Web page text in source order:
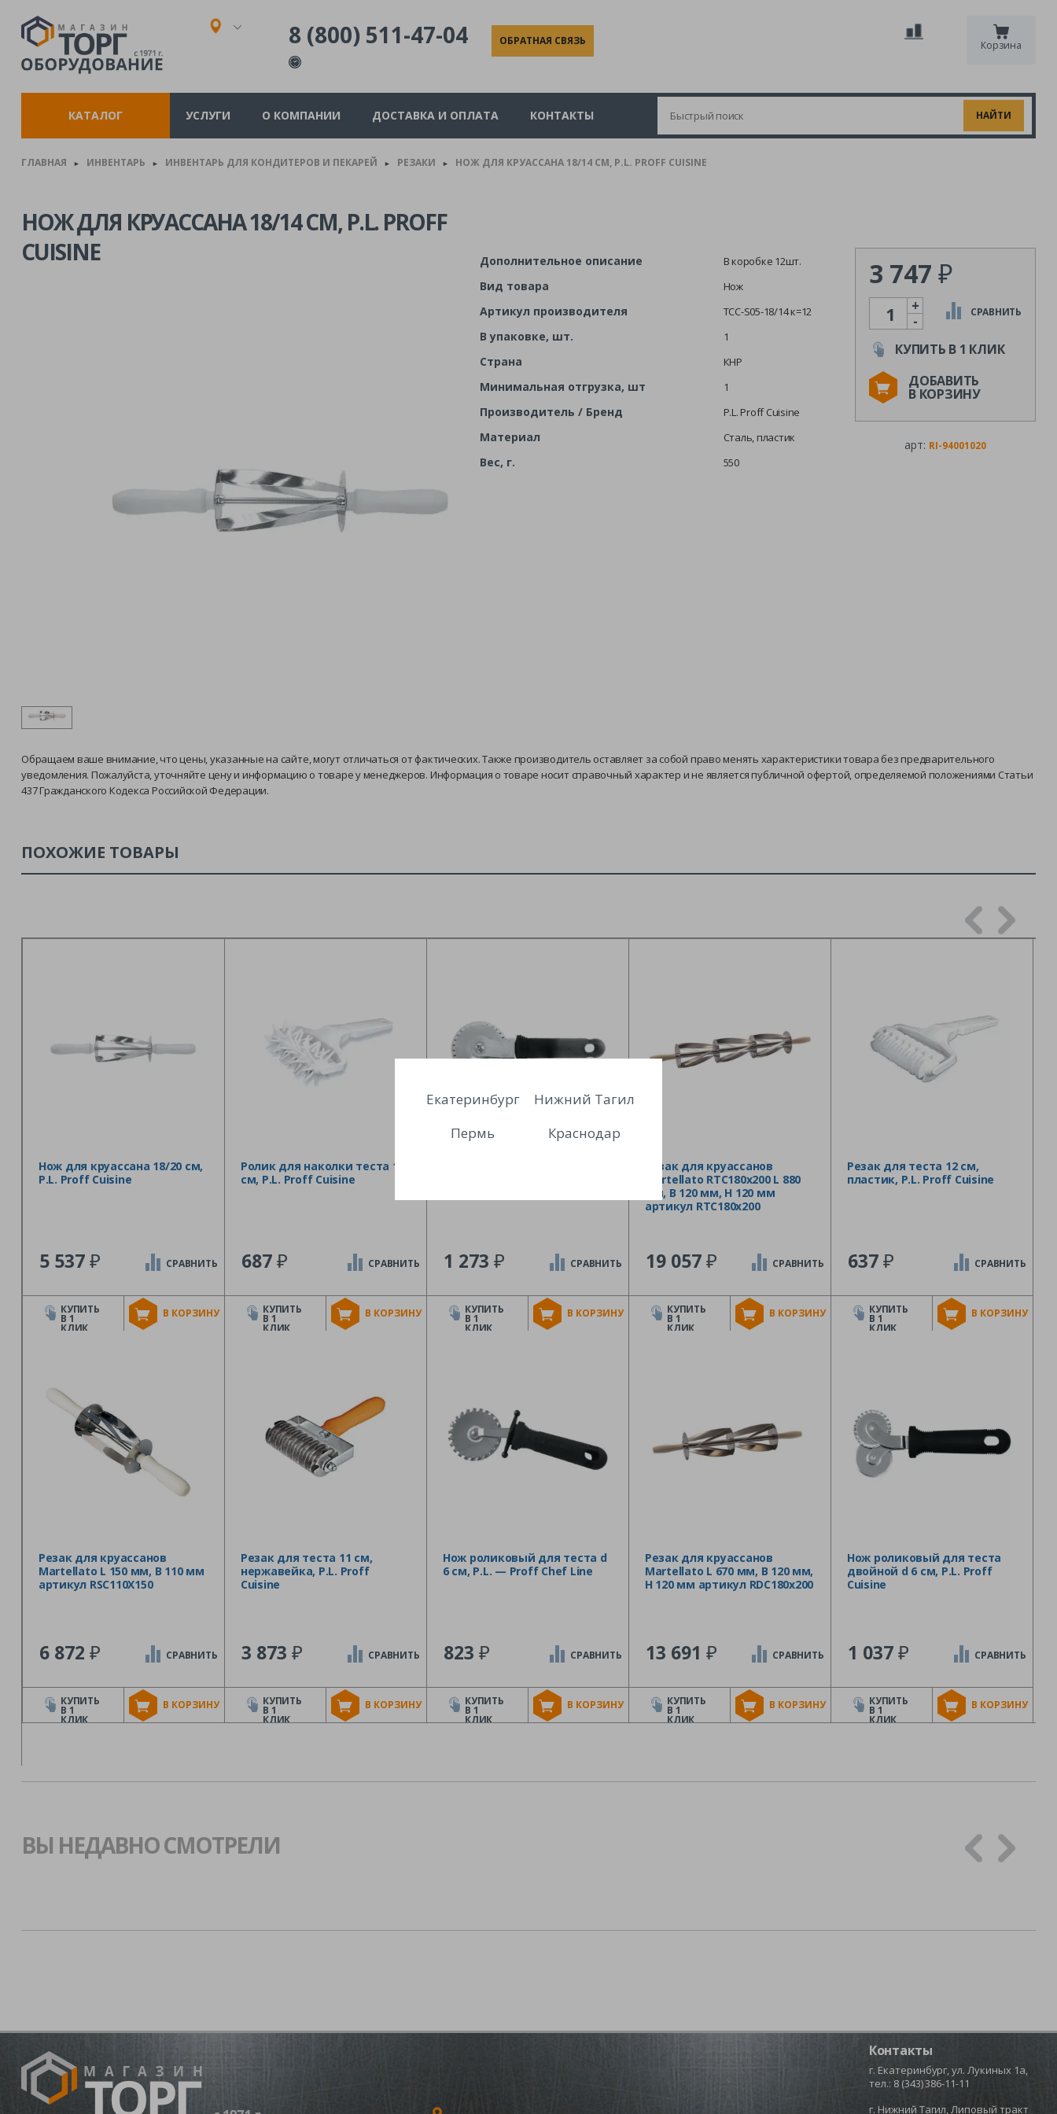
8 (800) 511-47-04 ОБРАТНАЯ СВЯЗЬ Корзина
КАТАЛОГ УСЛУГИ О КОМПАНИИ ДОСТАВКА И ОПЛАТА КОНТАКТЫ
ГЛАВНАЯ ► ИНВЕНТАРЬ ► ИНВЕНТАРЬ ДЛЯ КОНДИТЕРОВ И ПЕКАРЕЙ ► РЕЗАКИ ► НОЖ ДЛЯ КРУАССАНА 18/14 СМ, P.L. PROFF CUISINE
НОЖ ДЛЯ КРУАССАНА 18/14 СМ, P.L. PROFF
CUISINE
Дополнительное описание В коробке 12шт.
Вид товара Нож
Артикул производителя TCC-S05-18/14 к=12
В упаковке, шт. 1
Страна КНР
Минимальная отгрузка, шт 1
Производитель / Бренд P.L. Proff Cuisine
Материал Сталь, пластик
Вес, г. 550
3 747 ₽
Количество
-
+ СРАВНИТЬ
КУПИТЬ В 1 КЛИК
ДОБАВИТЬ
В КОРЗИНУ
арт: RI-94001020
Обращаем ваше внимание, что цены, указанные на сайте, могут отличаться от фактических. Также производитель оставляет за собой право менять характеристики товара без предварительного
уведомления. Пожалуйста, уточняйте цену и информацию о товаре у менеджеров. Информация о товаре носит справочный характер и не является публичной офертой, определяемой положениями Статьи
437 Гражданского Кодекса Российской Федерации.
ПОХОЖИЕ ТОВАРЫ
Нож для круассана 18/20 см,
P.L. Proff Cuisine
5 537₽
В КОРЗИНУ
СРАВНИТЬ
КУПИТЬ
В 1
КЛИК
Ролик для наколки теста 12
см, P.L. Proff Cuisine
687₽
В КОРЗИНУ
СРАВНИТЬ
КУПИТЬ
В 1
КЛИК
1 273 ₽
В КОРЗИНУ
СРАВНИТЬ
КУПИТЬ
В 1
КЛИК
Резак для круассанов
Martellato RTC180x200 L 880
мм, B 120 мм, H 120 мм
артикул RTC180x200
19 057₽
В КОРЗИНУ
СРАВНИТЬ
КУПИТЬ
В 1
КЛИК
Резак для теста 12 см,
пластик, P.L. Proff Cuisine
637₽
В КОРЗИНУ
СРАВНИТЬ
КУПИТЬ
В 1
КЛИК
Резак для круассанов
Martellato L 150 мм, B 110 мм
артикул RSC110X150
6 872 ₽
В КОРЗИНУ
СРАВНИТЬ
КУПИТЬ
В 1
КЛИК
Резак для теста 11 см,
нержавейка, P.L. Proff
Cuisine
3 873 ₽
В КОРЗИНУ
СРАВНИТЬ
КУПИТЬ
В 1
КЛИК
Нож роликовый для теста d
6 см, P.L. — Proff Chef Line
823 ₽
В КОРЗИНУ
СРАВНИТЬ
КУПИТЬ
В 1
КЛИК
Резак для круассанов
Martellato L 670 мм, B 120 мм,
H 120 мм артикул RDC180x200
13 691 ₽
В КОРЗИНУ
СРАВНИТЬ
КУПИТЬ
В 1
КЛИК
Нож роликовый для теста
двойной d 6 см, P.L. Proff
Cuisine
1 037₽
В КОРЗИНУ
СРАВНИТЬ
КУПИТЬ
В 1
КЛИК
ВЫ НЕДАВНО СМОТРЕЛИ
Контакты
г. Екатеринбург, ул. Лукиных 1а,
тел.: 8 (343) 386-11-11
г. Нижний Тагил, Липовый тракт
Екатеринбург
Нижний Тагил
Пермь
Краснодар